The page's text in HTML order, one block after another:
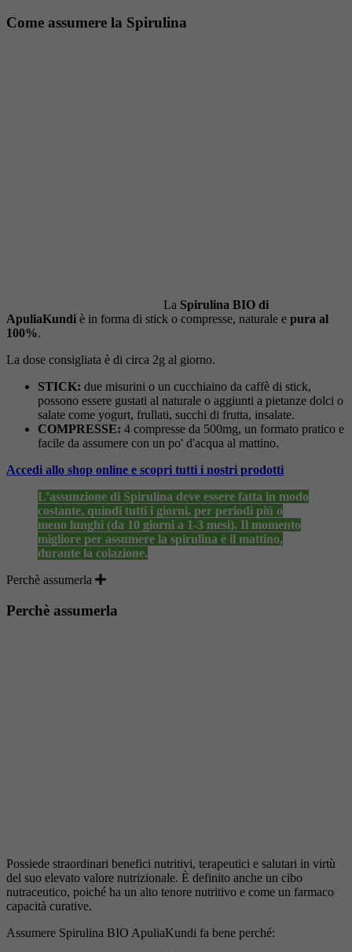
Come assumere la Spirulina
La Spirulina BIO di
ApuliaKundi è in forma di stick o compresse, naturale e pura al
100%.
La dose consigliata è di circa 2g al giorno.
STICK: due misurini o un cucchiaino da caffè di stick,
possono essere gustati al naturale o aggiunti a pietanze dolci o
salate come yogurt, frullati, succhi di frutta, insalate.
COMPRESSE: 4 compresse da 500mg, un formato pratico e
facile da assumere con un po' d'acqua al mattino.
Accedi allo shop online e scopri tutti i nostri prodotti
L’assunzione di Spirulina deve essere fatta in modo
costante, quindi tutti i giorni, per periodi più o
meno lunghi (da 10 giorni a 1-3 mesi). Il momento
migliore per assumere la spirulina è il mattino,
durante la colazione.
Perchè assumerla
Perchè assumerla
Possiede straordinari benefici nutritivi, terapeutici e salutari in virtù
del suo elevato valore nutrizionale. È definito anche un cibo
nutraceutico, poiché ha un alto tenore nutritivo e come un farmaco
capacità curative.
Assumere Spirulina BIO ApuliaKundi fa bene perché: